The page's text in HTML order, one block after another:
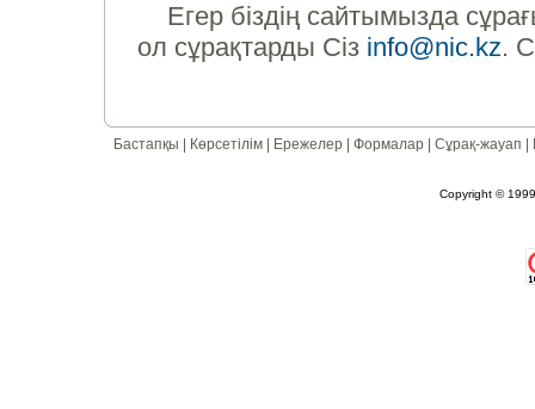
Егер біздің сайтымызда
ол сұрақтарды Сіз info@nic.kz.
Бастапқы Көрсетілім Ережелер Формалар Сұрақ-жауап
Copyright ©